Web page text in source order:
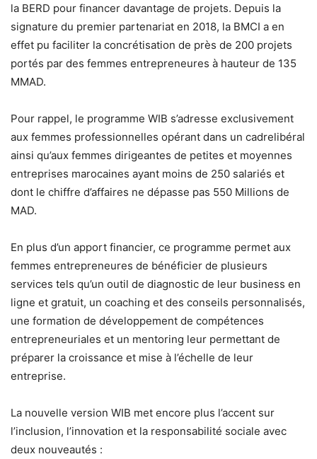
la BERD pour financer davantage de projets. Depuis la
signature du premier partenariat en 2018, la BMCI a en
effet pu faciliter la concrétisation de près de 200 projets
portés par des femmes entrepreneures à hauteur de 135
MMAD.
Pour rappel, le programme WIB s’adresse exclusivement
aux femmes professionnelles opérant dans un cadrelibéral
ainsi qu’aux femmes dirigeantes de petites et moyennes
entreprises marocaines ayant moins de 250 salariés et
dont le chiffre d’affaires ne dépasse pas 550 Millions de
MAD.
En plus d’un apport financier, ce programme permet aux
femmes entrepreneures de bénéficier de plusieurs
services tels qu’un outil de diagnostic de leur business en
ligne et gratuit, un coaching et des conseils personnalisés,
une formation de développement de compétences
entrepreneuriales et un mentoring leur permettant de
préparer la croissance et mise à l’échelle de leur
entreprise.
La nouvelle version WIB met encore plus l’accent sur
l’inclusion, l’innovation et la responsabilité sociale avec
deux nouveautés :